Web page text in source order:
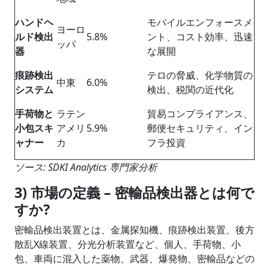
ハンドヘ
ルド検出
器
ヨーロ
ッパ
5.8%
モバイルエンフォースメ
ント、コスト効率、迅速
な展開
痕跡検出
システム
中東 6.0%
テロの脅威、化学物質の
検出、税関の近代化
手荷物と
小包スキ
ャナー
ラテン
アメリ
カ
5.9%
貿易コンプライアンス、
郵便セキュリティ、イン
フラ投資
ソース: SDKI Analytics 専門家分析
3) 市場の定義 – 密輸品検出器とは何で
すか?
密輸品検出装置とは、金属探知機、痕跡検出装置、後方
散乱X線装置、分光分析装置など、個人、手荷物、小
包、車両に混入した薬物、武器、爆発物、密輸品などの